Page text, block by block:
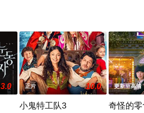
3.0 正片 10.0
小鬼特工队3
更新至高清
奇怪的